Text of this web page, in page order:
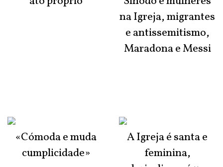
«Cómoda e muda
cumplicidade»
na Igreja, migrantes
e antissemitismo,
Maradona e Messi
A Igreja é santa e
feminina,